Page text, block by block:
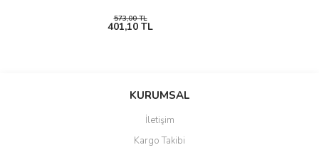
573,00 TL
401,10 TL
KURUMSAL
İletişim
Kargo Takibi